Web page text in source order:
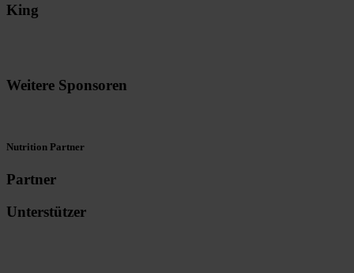
King
Weitere Sponsoren
Nutrition Partner
Partner
Unterstützer